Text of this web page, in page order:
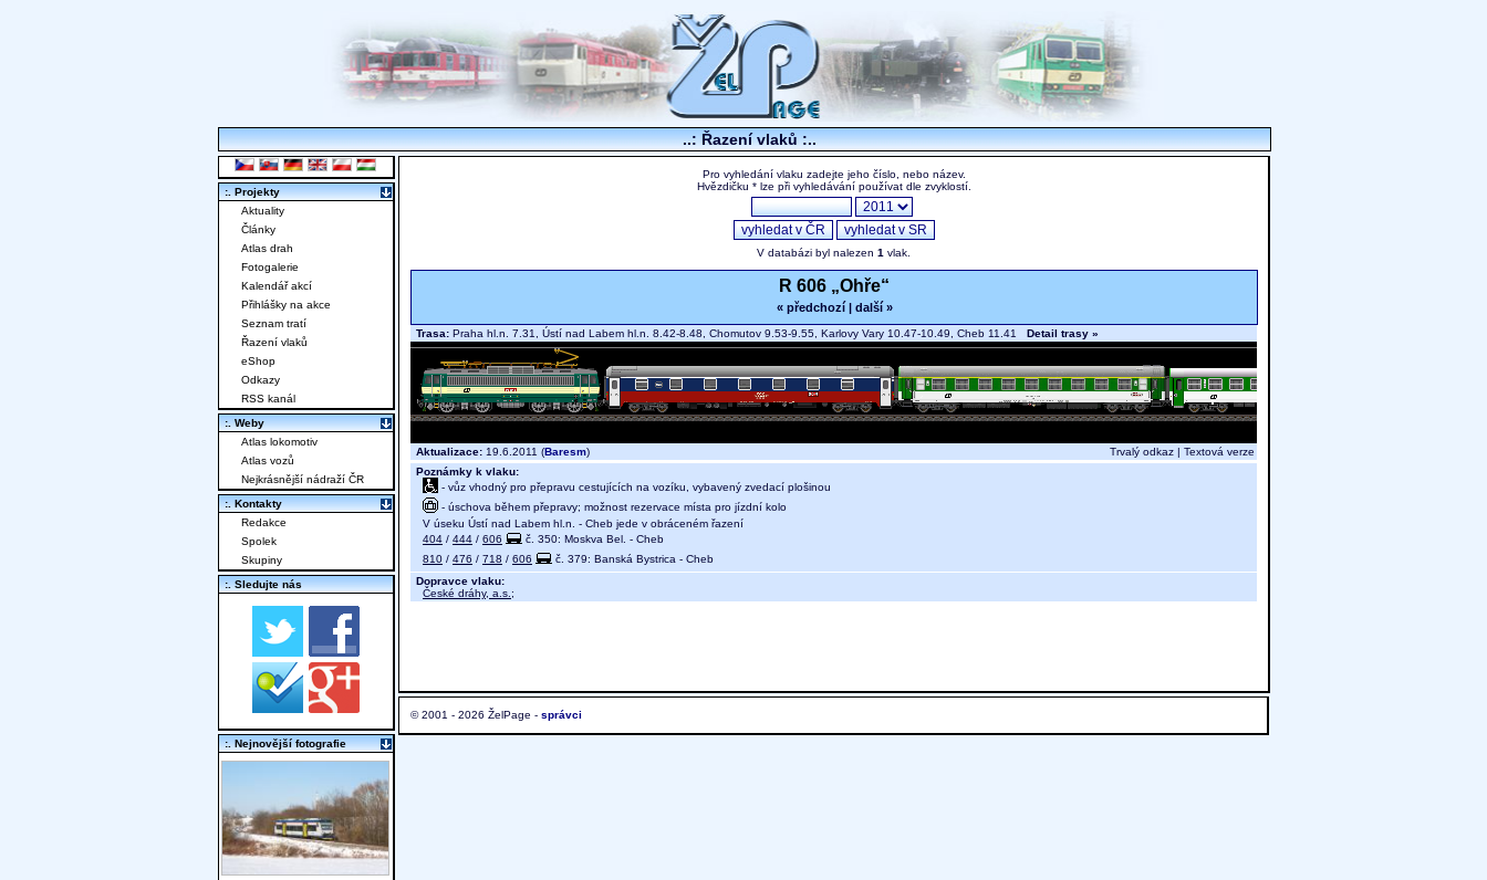
..: Řazení vlaků :..
Pro vyhledání vlaku zadejte jeho číslo, nebo název.
Hvězdičku * lze při vyhledávání používat dle zvyklostí.
V databázi byl nalezen 1 vlak.
R 606 „Ohře“
« předchozí| další »
Trasa: Praha hl.n. 7.31, Ústí nad Labem hl.n. 8.42-8.48, Chomutov 9.53-9.55, Karlovy Vary 10.47-10.49, Cheb 11.41 Detail trasy »
Aktualizace: 19.6.2011 (Baresm) Trvalý odkaz | Textová verze
Poznámky k vlaku:
- vůz vhodný pro přepravu cestujících na vozíku, vybavený zvedací plošinou
- úschova během přepravy; možnost rezervace místa pro jízdní kolo
V úseku Ústí nad Labem hl.n. - Cheb jede v obráceném řazení
404 / 444 / 606
č. 350: Moskva Bel. - Cheb
810 / 476 / 718 / 606
č. 379: Banská Bystrica - Cheb
Dopravce vlaku:
České dráhy, a.s. ;
© 2001 - 2026 ŽelPage - správci
:. Projekty
Aktuality
Články
Atlas drah
Fotogalerie
Kalendář akcí
Přihlášky na akce
Seznam tratí
Řazení vlaků
eShop
Odkazy
RSS kanál
:. Weby
Atlas lokomotiv
Atlas vozů
Nejkrásnější nádraží ČR
:. Kontakty
Redakce
Spolek
Skupiny
:. Sledujte nás
:. Nejnovější fotografie